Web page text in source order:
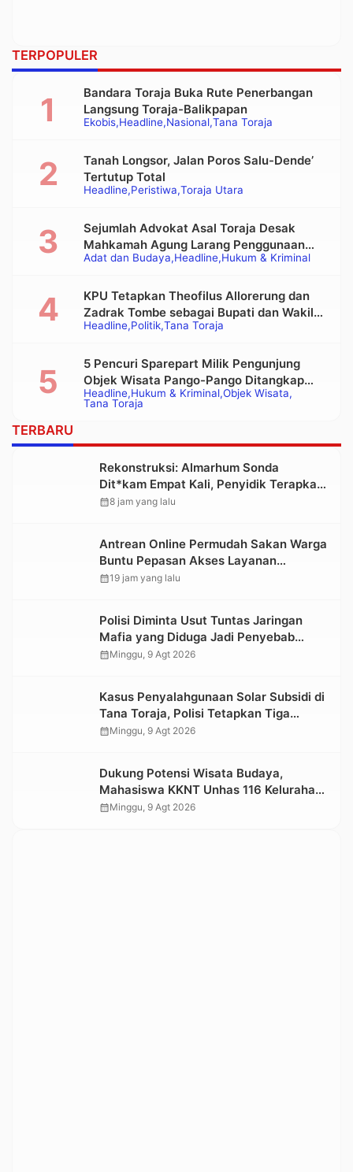
TERPOPULER
Ekobis Headline Nasional Tana Toraja
Bandara Toraja Buka Rute Penerbangan
Langsung Toraja-Balikpapan
Headline Peristiwa Toraja Utara
Tanah Longsor, Jalan Poros Salu-Dende’
Tertutup Total
Adat dan Budaya Headline Hukum & Kriminal
Sejumlah Advokat Asal Toraja Desak
Mahkamah Agung Larang Penggunaan
Alat Berat pada Eksekusi Rumah Adat
Headline Politik Tana Toraja
KPU Tetapkan Theofilus Allorerung dan
Zadrak Tombe sebagai Bupati dan Wakil
Bupati Tana Toraja Terpilih
Headline Hukum & Kriminal Objek Wisata
Tana Toraja
5 Pencuri Sparepart Milik Pengunjung
Objek Wisata Pango-Pango Ditangkap
Polisi
TERBARU
Rekonstruksi: Almarhum Sonda
Dit*kam Empat Kali, Penyidik Terapkan
Pasal Pembunuhan Berencana
calendar_month8 jam yang lalu
Antrean Online Permudah Sakan Warga
Buntu Pepasan Akses Layanan
Kesehatan Tanpa Hambatan
calendar_month19 jam yang lalu
Polisi Diminta Usut Tuntas Jaringan
Mafia yang Diduga Jadi Penyebab
Kelangkaan BBM di Toraja
calendar_monthMinggu, 9 Agt 2026
Kasus Penyalahgunaan Solar Subsidi di
Tana Toraja, Polisi Tetapkan Tiga
Tersangka Baru
calendar_monthMinggu, 9 Agt 2026
Dukung Potensi Wisata Budaya,
Mahasiswa KKNT Unhas 116 Kelurahan
Nonongan Utara Pasang Papan
calendar_monthMinggu, 9 Agt 2026